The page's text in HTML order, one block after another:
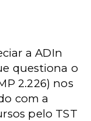
a ADIn
questiona o
2.226) nos
com a
pelo TST